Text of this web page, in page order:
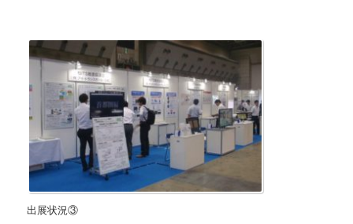
出展状況③